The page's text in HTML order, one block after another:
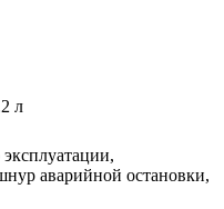
л
аварийной остановки,